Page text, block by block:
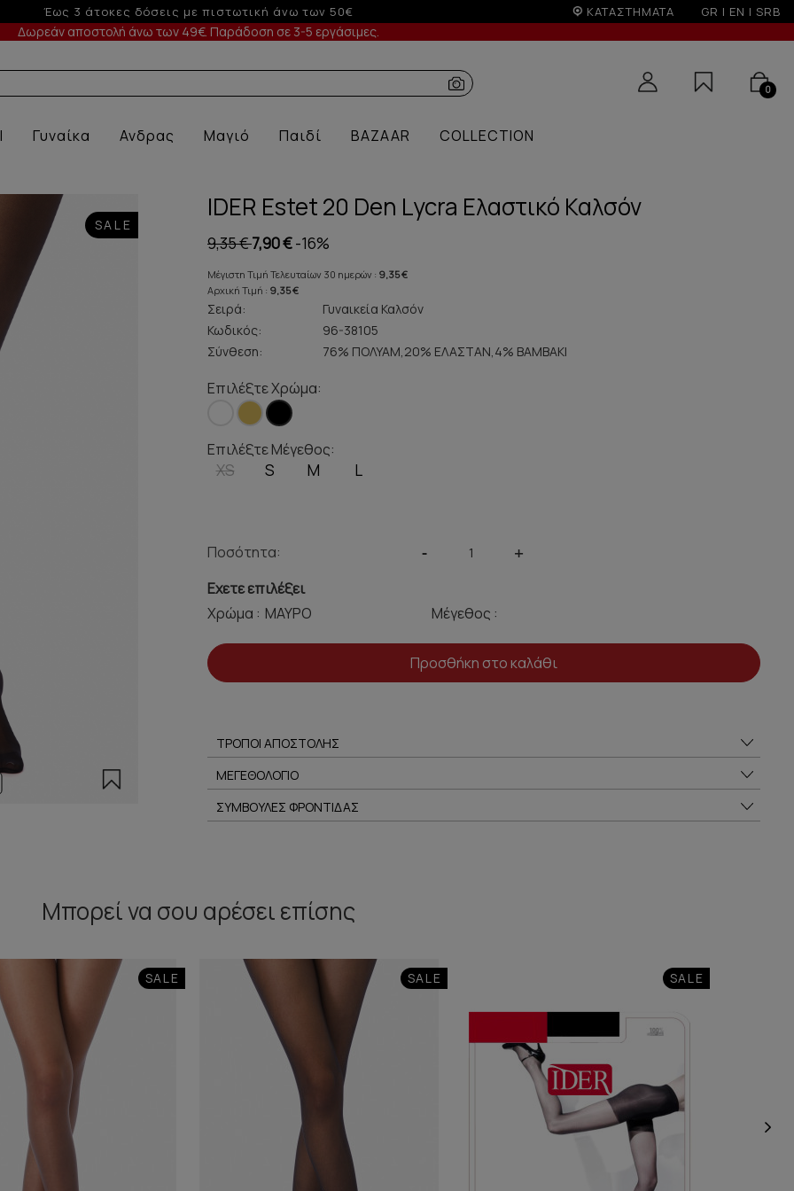
άνω των 50€ -10% σε παραγγελίες άνω των 200€
ΚΑΤΑΣΤΗΜΑΤΑ GR | EN | SRB
Δωρεάν αποστολή άνω των 49€. Παράδοση σε 3-5 εργάσιμες.
0
Γυναίκα Ανδρας Μαγιό Παιδί BAZAAR COLLECTION
SALE
IDER Estet 20 Den Lycra Ελαστικό Καλσόν
9,35 €7,90 €-16%
Μέγιστη Τιμή Τελευταίων 30 ημερών : 9,35 €
Αρχική Τιμή : 9,35 €
Σειρά:
Γυναικεία Καλσόν
Κωδικός:
96-38105
Σύνθεση:
76% ΠΟΛΥΑΜ,20% ΕΛΑΣΤΑΝ,4% ΒΑΜΒΑΚΙ
Επιλέξτε Χρώμα:
Επιλέξτε Μέγεθος:
XS S M L
Ποσότητα: - +
Εχετε επιλέξει
Χρώμα :
Μέγεθος :
Προσθήκη στο καλάθι
ΤΡΟΠΟΙ ΑΠΟΣΤΟΛΗΣ
ΜΕΓΕΘΟΛΟΓΙΟ
ΣΥΜΒΟΥΛΕΣ ΦΡΟΝΤΙΔΑΣ
Μπορεί να σου αρέσει επίσης
SALE SALE SALE